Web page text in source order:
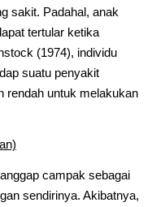
sakit. Padahal, anak
tertular ketika
(1974), individu
suatu penyakit
rendah untuk melakukan
campak sebagai
sendirinya. Akibatnya,